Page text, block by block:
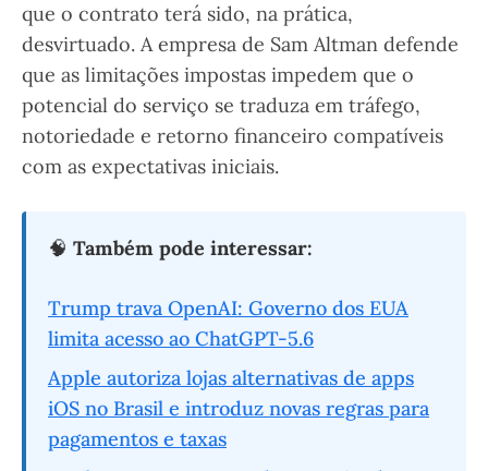
que o contrato terá sido, na prática,
desvirtuado. A empresa de Sam Altman defende
que as limitações impostas impedem que o
potencial do serviço se traduza em tráfego,
notoriedade e retorno financeiro compatíveis
com as expectativas iniciais.
🧠 Também pode interessar:
Trump trava OpenAI: Governo dos EUA
limita acesso ao ChatGPT-5.6
Apple autoriza lojas alternativas de apps
iOS no Brasil e introduz novas regras para
pagamentos e taxas